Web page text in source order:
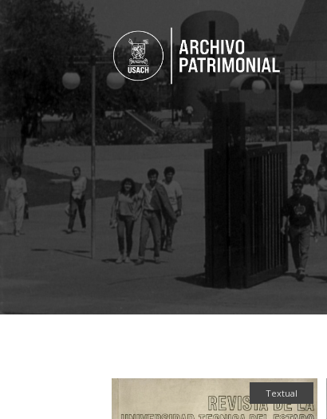
Textual